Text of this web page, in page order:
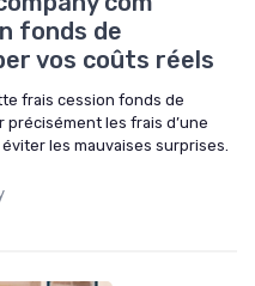
fonds de
vos coûts réels
frais cession fonds de
les frais d’une
les mauvaises surprises.